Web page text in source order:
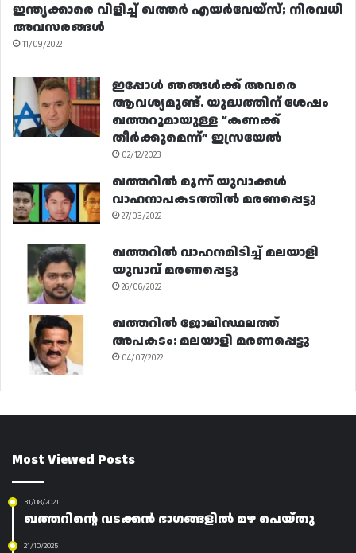
ഇന്ത്യക്കാരെ വിളിച്ച് ഖത്തർ എയർവേയ്‌സ്; നിരവധി
അവസരങ്ങൾ
11/09/2022
ഇപ്പോൾ ഞങ്ങൾക്ക് അവരെ
ആവശ്യമുണ്ട്. യുദ്ധത്തിന് ശേഷം
ഖത്തറുമായുള്ള “കണക്ക്
തീർക്കുമെന്ന്” ഇസ്രയേൽ
02/12/2023
ഖത്തറിൽ മൂന്ന് യുവാക്കൾ
വാഹനാപകടത്തിൽ മരണപ്പെട്ടു
27/03/2022
ഖത്തറിൽ വാഹനമിടിച്ച് മലയാളി
യുവാവ് മരണപ്പെട്ടു
26/06/2022
ഖത്തറിൽ ജോലിസ്ഥലത്ത്
അപകടം: മലയാളി മരണപ്പെട്ടു
04/07/2022
Most Viewed Posts
31/08/2021
ഖത്തറിന്റെ വടക്കൻ ഭാഗങ്ങളിൽ മഴ പെയ്തു
21/10/2025